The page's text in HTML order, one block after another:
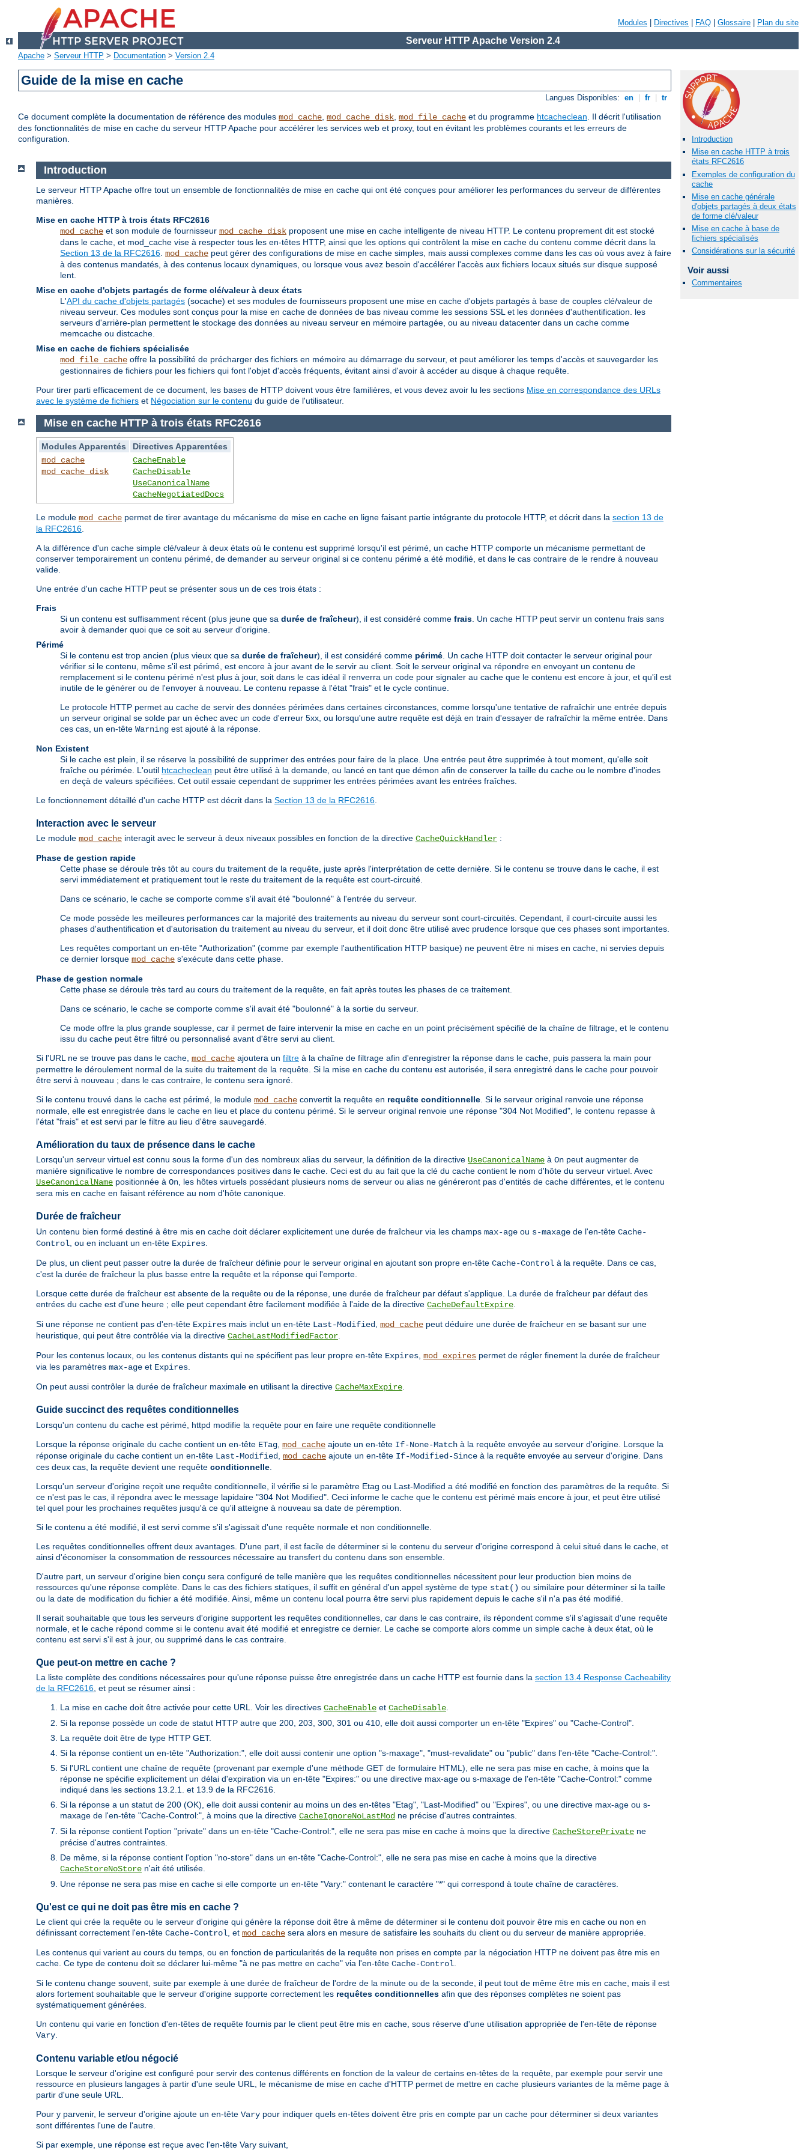
Modules Directives FAQ Glossaire Plan du site
Serveur HTTP Apache Version 2.4
Apache > Serveur HTTP > Documentation > Version 2.4
Guide de la mise en cache
Langues Disponibles: en fr tr
Ce document complète la documentation de référence des modules mod_cache, mod_cache_disk, mod_file_cache et du programme htcacheclean. Il décrit l'utilisation
des fonctionnalités de mise en cache du serveur HTTP Apache pour accélérer les services web et proxy, tout en évitant les problèmes courants et les erreurs de
configuration.
Introduction
Mise en cache HTTP à trois
états RFC2616
Exemples de configuration du
cache
Mise en cache générale
d'objets partagés à deux états
de forme clé/valeur
Mise en cache à base de
fichiers spécialisés
Considérations sur la sécurité
Voir aussi
Commentaires
Introduction
Le serveur HTTP Apache offre tout un ensemble de fonctionnalités de mise en cache qui ont été conçues pour améliorer les performances du serveur de différentes
manières.
Mise en cache HTTP à trois états RFC2616
mod_cache et son module de fournisseur mod_cache_disk proposent une mise en cache intelligente de niveau HTTP. Le contenu proprement dit est stocké
dans le cache, et mod_cache vise à respecter tous les en-têtes HTTP, ainsi que les options qui contrôlent la mise en cache du contenu comme décrit dans la
Section 13 de la RFC2616 mod_cache peut gérer des configurations de mise en cache simples, mais aussi complexes comme dans les cas où vous avez à faire
à des contenus mandatés, à des contenus locaux dynamiques, ou lorsque vous avez besoin d'accélérer l'accès aux fichiers locaux situés sur disque supposé
lent.
Mise en cache d'objets partagés de forme clé/valeur à deux états
L'API du cache d'objets partagés (socache) et ses modules de fournisseurs proposent une mise en cache d'objets partagés à base de couples clé/valeur de
niveau serveur. Ces modules sont conçus pour la mise en cache de données de bas niveau comme les sessions SSL et les données d'authentification. les
serveurs d'arrière-plan permettent le stockage des données au niveau serveur en mémoire partagée, ou au niveau datacenter dans un cache comme
memcache ou distcache.
Mise en cache de fichiers spécialisée
mod_file_cache offre la possibilité de précharger des fichiers en mémoire au démarrage du serveur, et peut améliorer les temps d'accès et sauvegarder les
gestionnaires de fichiers pour les fichiers qui font l'objet d'accès fréquents, évitant ainsi d'avoir à accéder au disque à chaque requête.
Pour tirer parti efficacement de ce document, les bases de HTTP doivent vous être familières, et vous devez avoir lu les sections Mise en correspondance des URLs
avec le système de fichiers et Négociation sur le contenu du guide de l'utilisateur.
Mise en cache HTTP à trois états RFC2616
Modules Apparentés
Directives Apparentées
mod_cache
mod_cache_disk
CacheEnable
CacheDisable
UseCanonicalName
CacheNegotiatedDocs
Le module mod_cache permet de tirer avantage du mécanisme de mise en cache en ligne faisant partie intégrante du protocole HTTP, et décrit dans la section 13 de
la RFC2616
A la différence d'un cache simple clé/valeur à deux états où le contenu est supprimé lorsqu'il est périmé, un cache HTTP comporte un mécanisme permettant de
conserver temporairement un contenu périmé, de demander au serveur original si ce contenu périmé a été modifié, et dans le cas contraire de le rendre à nouveau
valide.
Une entrée d'un cache HTTP peut se présenter sous un de ces trois états :
Frais
Si un contenu est suffisamment récent (plus jeune que sa durée de fraîcheur), il est considéré comme frais . Un cache HTTP peut servir un contenu frais sans
avoir à demander quoi que ce soit au serveur d'origine.
Périmé
Si le contenu est trop ancien (plus vieux que sa durée de fraîcheur), il est considéré comme périmé . Un cache HTTP doit contacter le serveur original pour
vérifier si le contenu, même s'il est périmé, est encore à jour avant de le servir au client. Soit le serveur original va répondre en envoyant un contenu de
remplacement si le contenu périmé n'est plus à jour, soit dans le cas idéal il renverra un code pour signaler au cache que le contenu est encore à jour, et qu'il est
inutile de le générer ou de l'envoyer à nouveau. Le contenu repasse à l'état "frais" et le cycle continue.
Le protocole HTTP permet au cache de servir des données périmées dans certaines circonstances, comme lorsqu'une tentative de rafraîchir une entrée depuis
un serveur original se solde par un échec avec un code d'erreur 5xx, ou lorsqu'une autre requête est déjà en train d'essayer de rafraîchir la même entrée. Dans
ces cas, un en-tête Warning est ajouté à la réponse.
Non Existent
Si le cache est plein, il se réserve la possibilité de supprimer des entrées pour faire de la place. Une entrée peut être supprimée à tout moment, qu'elle soit
fraîche ou périmée. L'outil htcacheclean peut être utilisé à la demande, ou lancé en tant que démon afin de conserver la taille du cache ou le nombre d'inodes
en deçà de valeurs spécifiées. Cet outil essaie cependant de supprimer les entrées périmées avant les entrées fraîches.
Le fonctionnement détaillé d'un cache HTTP est décrit dans la Section 13 de la RFC2616
Interaction avec le serveur
Le module mod_cache interagit avec le serveur à deux niveaux possibles en fonction de la directive CacheQuickHandler :
Phase de gestion rapide
Cette phase se déroule très tôt au cours du traitement de la requête, juste après l'interprétation de cette dernière. Si le contenu se trouve dans le cache, il est
servi immédiatement et pratiquement tout le reste du traitement de la requête est court-circuité.
Dans ce scénario, le cache se comporte comme s'il avait été "boulonné" à l'entrée du serveur.
Ce mode possède les meilleures performances car la majorité des traitements au niveau du serveur sont court-circuités. Cependant, il court-circuite aussi les
phases d'authentification et d'autorisation du traitement au niveau du serveur, et il doit donc être utilisé avec prudence lorsque que ces phases sont importantes.
Les requêtes comportant un en-tête "Authorization" (comme par exemple l'authentification HTTP basique) ne peuvent être ni mises en cache, ni servies depuis
ce dernier lorsque mod_cache s'exécute dans cette phase.
Phase de gestion normale
Cette phase se déroule très tard au cours du traitement de la requête, en fait après toutes les phases de ce traitement.
Dans ce scénario, le cache se comporte comme s'il avait été "boulonné" à la sortie du serveur.
Ce mode offre la plus grande souplesse, car il permet de faire intervenir la mise en cache en un point précisément spécifié de la chaîne de filtrage, et le contenu
issu du cache peut être filtré ou personnalisé avant d'être servi au client.
Si l'URL ne se trouve pas dans le cache, mod_cache ajoutera un filtre à la chaîne de filtrage afin d'enregistrer la réponse dans le cache, puis passera la main pour
permettre le déroulement normal de la suite du traitement de la requête. Si la mise en cache du contenu est autorisée, il sera enregistré dans le cache pour pouvoir
être servi à nouveau ; dans le cas contraire, le contenu sera ignoré.
Si le contenu trouvé dans le cache est périmé, le module mod_cache convertit la requête en requête conditionnelle. Si le serveur original renvoie une réponse
normale, elle est enregistrée dans le cache en lieu et place du contenu périmé. Si le serveur original renvoie une réponse "304 Not Modified", le contenu repasse à
l'état "frais" et est servi par le filtre au lieu d'être sauvegardé.
Amélioration du taux de présence dans le cache
Lorsqu'un serveur virtuel est connu sous la forme d'un des nombreux alias du serveur, la définition de la directive UseCanonicalName à On peut augmenter de
manière significative le nombre de correspondances positives dans le cache. Ceci est du au fait que la clé du cache contient le nom d'hôte du serveur virtuel. Avec
UseCanonicalName positionnée à On, les hôtes virtuels possédant plusieurs noms de serveur ou alias ne généreront pas d'entités de cache différentes, et le contenu
sera mis en cache en faisant référence au nom d'hôte canonique.
Durée de fraîcheur
Un contenu bien formé destiné à être mis en cache doit déclarer explicitement une durée de fraîcheur via les champs max-age ou s-maxage de l'en-tête Cache-
Control , ou en incluant un en-tête Expires
De plus, un client peut passer outre la durée de fraîcheur définie pour le serveur original en ajoutant son propre en-tête Cache-Control à la requête. Dans ce cas,
c'est la durée de fraîcheur la plus basse entre la requête et la réponse qui l'emporte.
Lorsque cette durée de fraîcheur est absente de la requête ou de la réponse, une durée de fraîcheur par défaut s'applique. La durée de fraîcheur par défaut des
entrées du cache est d'une heure ; elle peut cependant être facilement modifiée à l'aide de la directive CacheDefaultExpire
Si une réponse ne contient pas d'en-tête Expires mais inclut un en-tête Last-Modified mod_cache peut déduire une durée de fraîcheur en se basant sur une
heuristique, qui peut être contrôlée via la directive CacheLastModifiedFactor
Pour les contenus locaux, ou les contenus distants qui ne spécifient pas leur propre en-tête Expires mod_expires permet de régler finement la durée de fraîcheur
via les paramètres max-age et Expires
On peut aussi contrôler la durée de fraîcheur maximale en utilisant la directive CacheMaxExpire
Guide succinct des requêtes conditionnelles
Lorsqu'un contenu du cache est périmé, httpd modifie la requête pour en faire une requête conditionnelle
Lorsque la réponse originale du cache contient un en-tête ETag mod_cache ajoute un en-tête If-None-Match à la requête envoyée au serveur d'origine. Lorsque la
réponse originale du cache contient un en-tête Last-Modified mod_cache ajoute un en-tête If-Modified-Since à la requête envoyée au serveur d'origine. Dans
ces deux cas, la requête devient une requête conditionnelle
Lorsqu'un serveur d'origine reçoit une requête conditionnelle, il vérifie si le paramètre Etag ou Last-Modified a été modifié en fonction des paramètres de la requête. Si
ce n'est pas le cas, il répondra avec le message lapidaire "304 Not Modified". Ceci informe le cache que le contenu est périmé mais encore à jour, et peut être utilisé
tel quel pour les prochaines requêtes jusqu'à ce qu'il atteigne à nouveau sa date de péremption.
Si le contenu a été modifié, il est servi comme s'il s'agissait d'une requête normale et non conditionnelle.
Les requêtes conditionnelles offrent deux avantages. D'une part, il est facile de déterminer si le contenu du serveur d'origine correspond à celui situé dans le cache, et
ainsi d'économiser la consommation de ressources nécessaire au transfert du contenu dans son ensemble.
D'autre part, un serveur d'origine bien conçu sera configuré de telle manière que les requêtes conditionnelles nécessitent pour leur production bien moins de
ressources qu'une réponse complète. Dans le cas des fichiers statiques, il suffit en général d'un appel système de type stat() ou similaire pour déterminer si la taille
ou la date de modification du fichier a été modifiée. Ainsi, même un contenu local pourra être servi plus rapidement depuis le cache s'il n'a pas été modifié.
Il serait souhaitable que tous les serveurs d'origine supportent les requêtes conditionnelles, car dans le cas contraire, ils répondent comme s'il s'agissait d'une requête
normale, et le cache répond comme si le contenu avait été modifié et enregistre ce dernier. Le cache se comporte alors comme un simple cache à deux état, où le
contenu est servi s'il est à jour, ou supprimé dans le cas contraire.
Que peut-on mettre en cache ?
La liste complète des conditions nécessaires pour qu'une réponse puisse être enregistrée dans un cache HTTP est fournie dans la section 13.4 Response Cacheability
de la RFC2616 , et peut se résumer ainsi :
La mise en cache doit être activée pour cette URL. Voir les directives CacheEnable et CacheDisable
Si la reponse possède un code de statut HTTP autre que 200, 203, 300, 301 ou 410, elle doit aussi comporter un en-tête "Expires" ou "Cache-Control".
La requête doit être de type HTTP GET.
Si la réponse contient un en-tête "Authorization:", elle doit aussi contenir une option "s-maxage", "must-revalidate" ou "public" dans l'en-tête "Cache-Control:".
Si l'URL contient une chaîne de requête (provenant par exemple d'une méthode GET de formulaire HTML), elle ne sera pas mise en cache, à moins que la
réponse ne spécifie explicitement un délai d'expiration via un en-tête "Expires:" ou une directive max-age ou s-maxage de l'en-tête "Cache-Control:" comme
indiqué dans les sections 13.2.1. et 13.9 de la RFC2616.
Si la réponse a un statut de 200 (OK), elle doit aussi contenir au moins un des en-têtes "Etag", "Last-Modified" ou "Expires", ou une directive max-age ou s-
maxage de l'en-tête "Cache-Control:", à moins que la directive CacheIgnoreNoLastMod ne précise d'autres contraintes.
Si la réponse contient l'option "private" dans un en-tête "Cache-Control:", elle ne sera pas mise en cache à moins que la directive CacheStorePrivate ne
précise d'autres contraintes.
De même, si la réponse contient l'option "no-store" dans un en-tête "Cache-Control:", elle ne sera pas mise en cache à moins que la directive
CacheStoreNoStore n'ait été utilisée.
Une réponse ne sera pas mise en cache si elle comporte un en-tête "Vary:" contenant le caractère "*" qui correspond à toute chaîne de caractères.
Qu'est ce qui ne doit pas être mis en cache ?
Le client qui crée la requête ou le serveur d'origine qui génère la réponse doit être à même de déterminer si le contenu doit pouvoir être mis en cache ou non en
définissant correctement l'en-tête Cache-Control , et mod_cache sera alors en mesure de satisfaire les souhaits du client ou du serveur de manière appropriée.
Les contenus qui varient au cours du temps, ou en fonction de particularités de la requête non prises en compte par la négociation HTTP ne doivent pas être mis en
cache. Ce type de contenu doit se déclarer lui-même "à ne pas mettre en cache" via l'en-tête Cache-Control
Si le contenu change souvent, suite par exemple à une durée de fraîcheur de l'ordre de la minute ou de la seconde, il peut tout de même être mis en cache, mais il est
alors fortement souhaitable que le serveur d'origine supporte correctement les requêtes conditionnelles afin que des réponses complètes ne soient pas
systématiquement générées.
Un contenu qui varie en fonction d'en-têtes de requête fournis par le client peut être mis en cache, sous réserve d'une utilisation appropriée de l'en-tête de réponse
Vary
Contenu variable et/ou négocié
Lorsque le serveur d'origine est configuré pour servir des contenus différents en fonction de la valeur de certains en-têtes de la requête, par exemple pour servir une
ressource en plusieurs langages à partir d'une seule URL, le mécanisme de mise en cache d'HTTP permet de mettre en cache plusieurs variantes de la même page à
partir d'une seule URL.
Pour y parvenir, le serveur d'origine ajoute un en-tête Vary pour indiquer quels en-têtes doivent être pris en compte par un cache pour déterminer si deux variantes
sont différentes l'une de l'autre.
Si par exemple, une réponse est reçue avec l'en-tête Vary suivant,